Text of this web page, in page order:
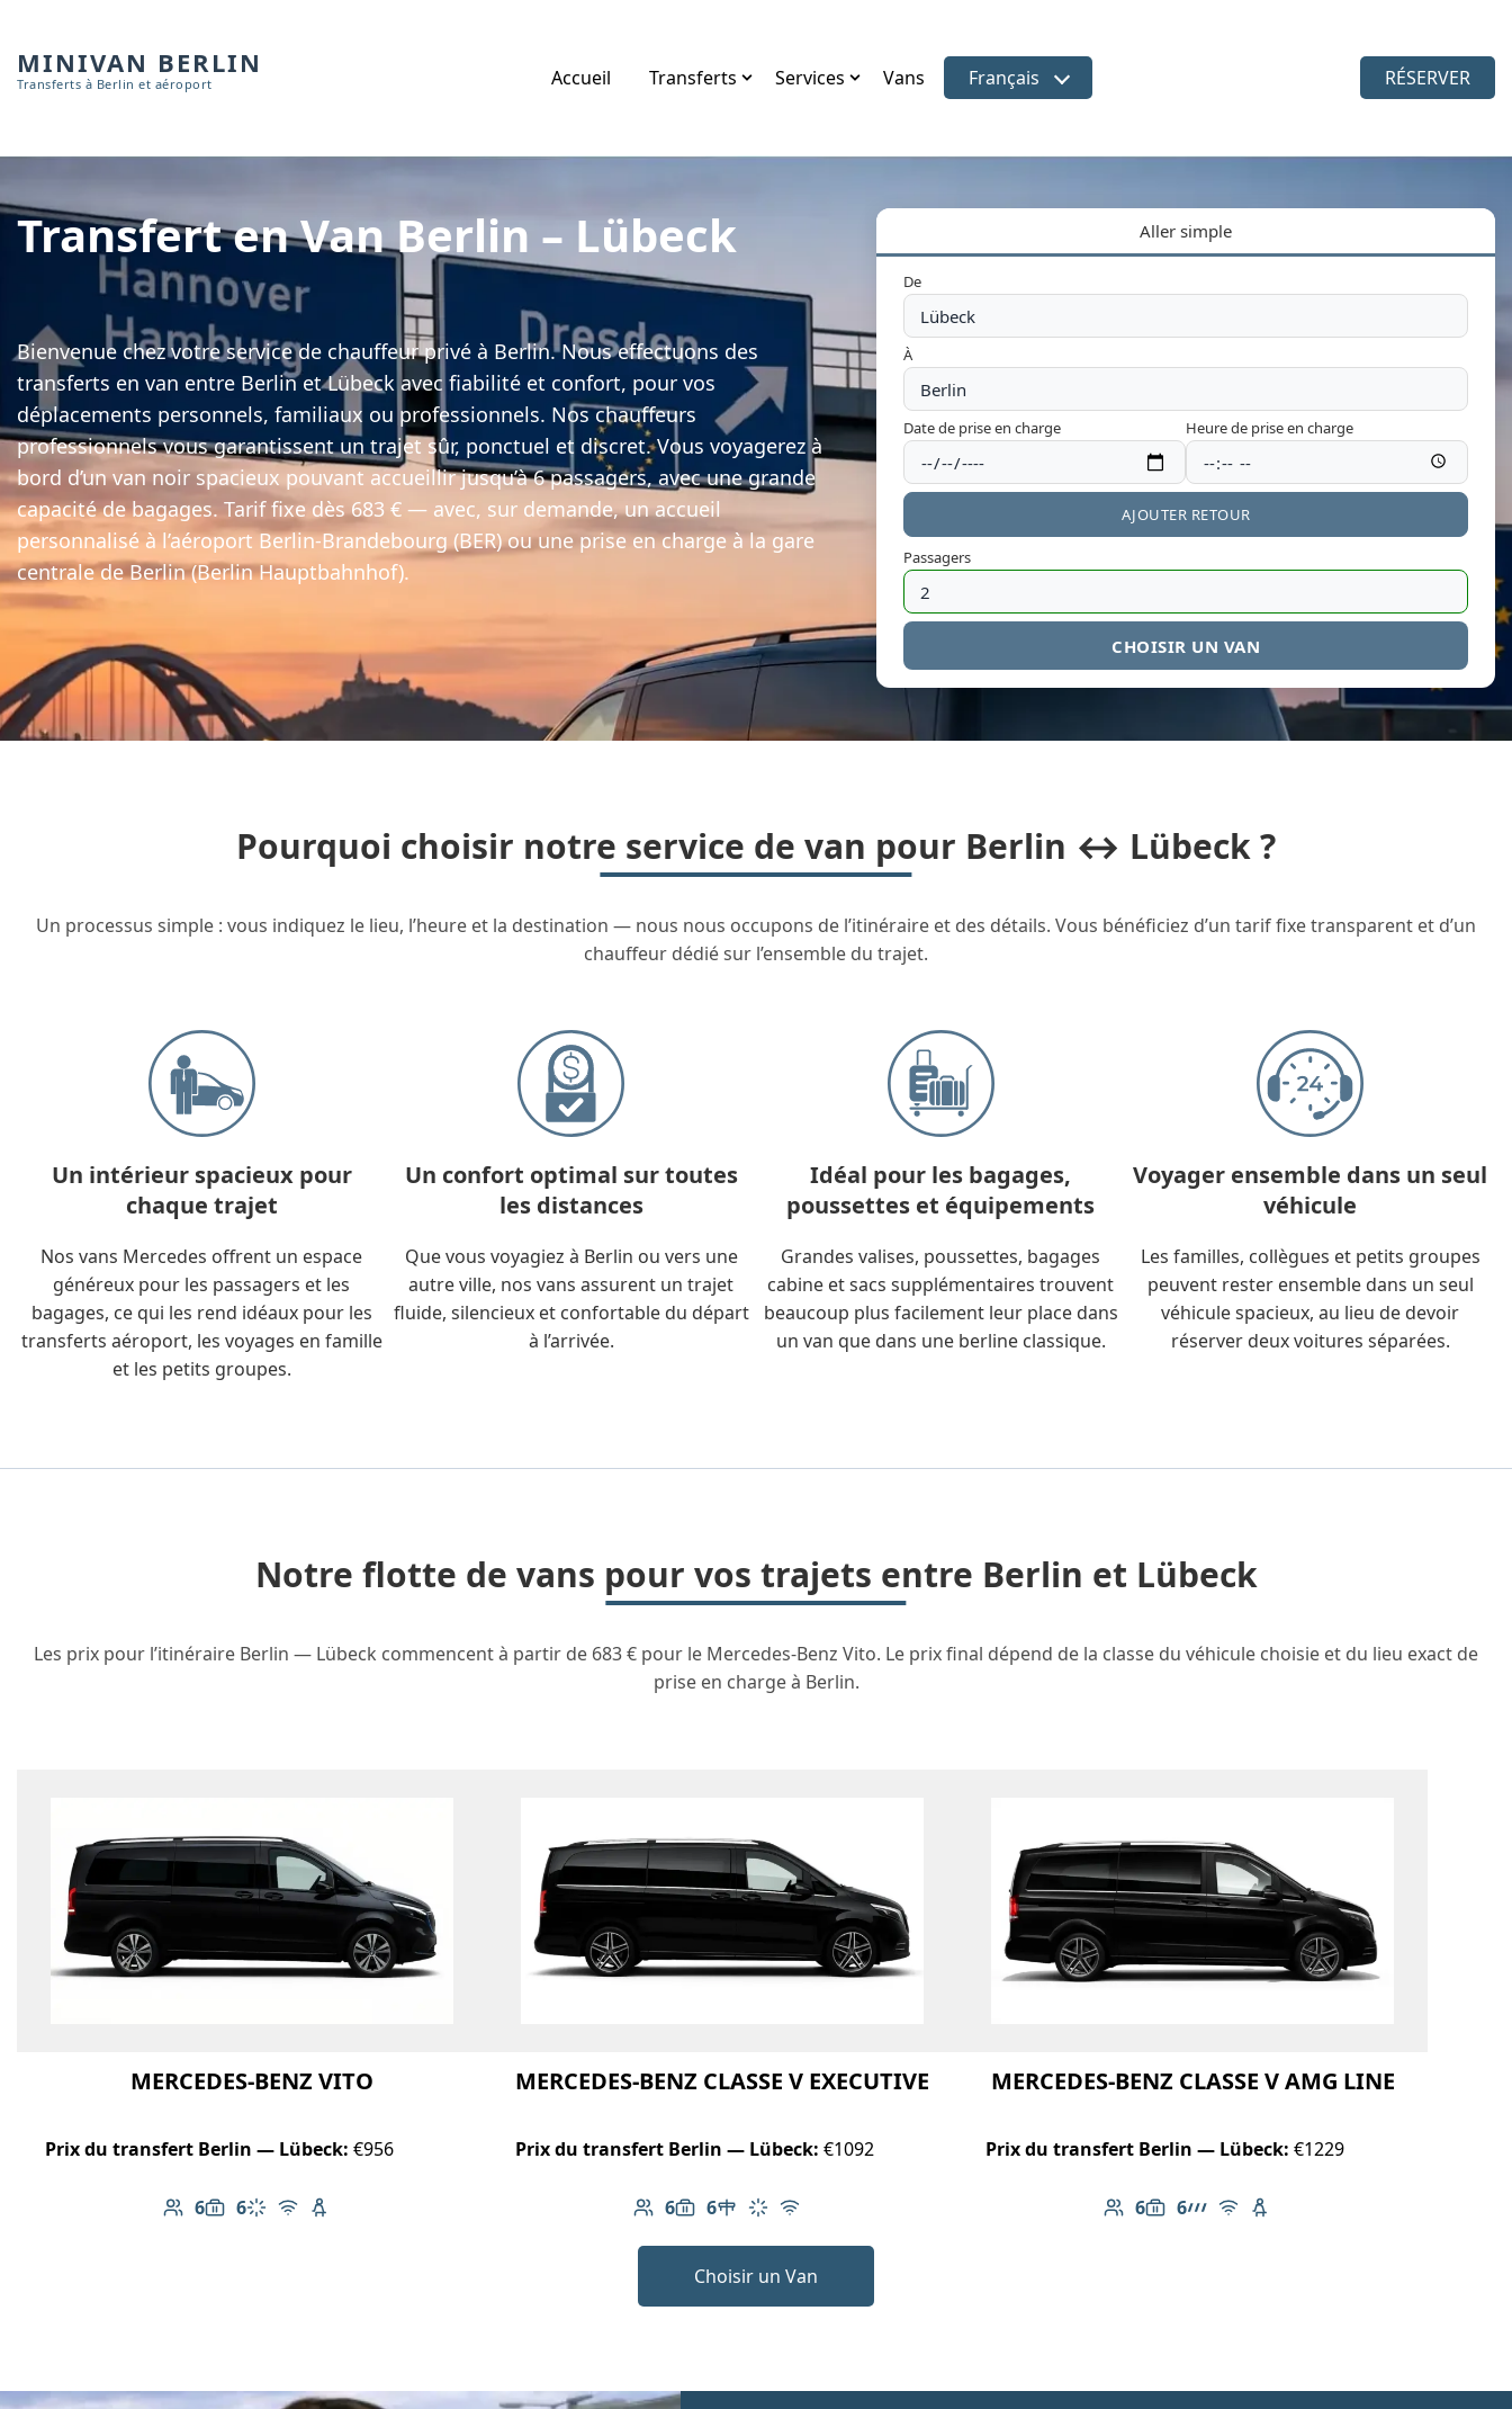
MINIVAN BERLIN
Transferts à Berlin et aéroport Accueil Transferts Services Vans Choisir la langue
Français RÉSERVER
Transfert en Van Berlin – Lübeck
Bienvenue chez votre service de chauffeur privé à Berlin. Nous effectuons des
transferts en van entre Berlin et Lübeck avec fiabilité et confort, pour vos
déplacements personnels, familiaux ou professionnels. Nos chauffeurs
professionnels vous garantissent un trajet sûr, ponctuel et discret. Vous voyagerez à
bord d’un van noir spacieux pouvant accueillir jusqu’à 6 passagers, avec une grande
capacité de bagages. Tarif fixe dès 683 € — avec, sur demande, un accueil
personnalisé à l’aéroport Berlin-Brandebourg (BER) ou une prise en charge à la gare
centrale de Berlin (Berlin Hauptbahnhof).
Aller simple
De
À
Date de prise en charge Heure de prise en charge
AJOUTER RETOUR
Passagers
CHOISIR UN VAN
Pourquoi choisir notre service de van pour Berlin ↔ Lübeck ?
Un processus simple : vous indiquez le lieu, l’heure et la destination — nous nous occupons de l’itinéraire et des détails. Vous bénéficiez d’un tarif fixe transparent et d’un
chauffeur dédié sur l’ensemble du trajet.
Un intérieur spacieux pour
chaque trajet
Nos vans Mercedes offrent un espace
généreux pour les passagers et les
bagages, ce qui les rend idéaux pour les
transferts aéroport, les voyages en famille
et les petits groupes.
Un confort optimal sur toutes
les distances
Que vous voyagiez à Berlin ou vers une
autre ville, nos vans assurent un trajet
fluide, silencieux et confortable du départ
à l’arrivée.
Idéal pour les bagages,
poussettes et équipements
Grandes valises, poussettes, bagages
cabine et sacs supplémentaires trouvent
beaucoup plus facilement leur place dans
un van que dans une berline classique.
Voyager ensemble dans un seul
véhicule
Les familles, collègues et petits groupes
peuvent rester ensemble dans un seul
véhicule spacieux, au lieu de devoir
réserver deux voitures séparées.
Notre flotte de vans pour vos trajets entre Berlin et Lübeck
Les prix pour l’itinéraire Berlin — Lübeck commencent à partir de 683 € pour le Mercedes-Benz Vito. Le prix final dépend de la classe du véhicule choisie et du lieu exact de
prise en charge à Berlin.
MERCEDES-BENZ VITO
Prix du transfert Berlin — Lübeck: €956
6
Nombre de passagers: 6
6
Capacité des bagages: 6
Climatisation
Wi-Fi gratuit
Siège enfant disponible
MERCEDES-BENZ CLASSE V EXECUTIVE
Prix du transfert Berlin — Lübeck: €1092
6
Nombre de passagers: 6
6
Capacité des bagages: 6
Table dans le véhicule
Climatisation
Wi-Fi gratuit
MERCEDES-BENZ CLASSE V AMG LINE
Prix du transfert Berlin — Lübeck: €1229
6
Nombre de passagers: 6
6
Capacité des bagages: 6
Ligne AMG
Wi-Fi gratuit
Siège enfant disponible
Choisir un Van